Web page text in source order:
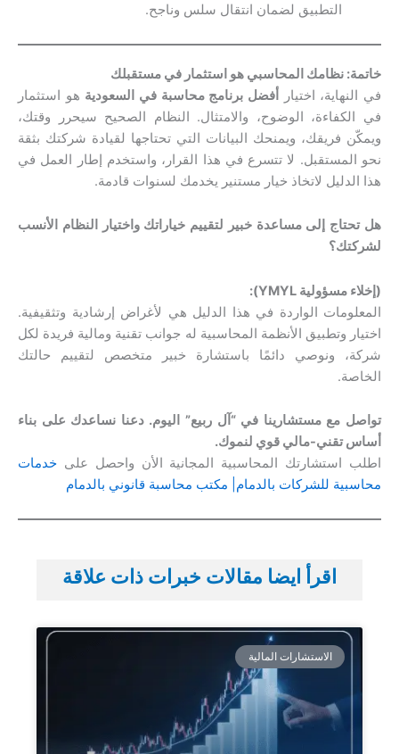
التطبيق لضمان انتقال سلس وناجح.
خاتمة: نظامك المحاسبي هو استثمار في مستقبلك
في النهاية، اختيار
أفضل برنامج محاسبة في السعودية هو استثمار
في الكفاءة، الوضوح، والامتثال. النظام الصحيح سيحرر وقتك،
ويمكّن فريقك، ويمنحك البيانات التي تحتاجها لقيادة شركتك بثقة
نحو المستقبل. لا تتسرع في هذا القرار، واستخدم إطار العمل في
هذا الدليل لاتخاذ خيار مستنير يخدمك لسنوات قادمة.
هل تحتاج إلى مساعدة خبير لتقييم خياراتك واختيار النظام الأنسب
لشركتك؟
(إخلاء مسؤولية YMYL):
المعلومات الواردة في هذا الدليل هي لأغراض إرشادية وتثقيفية.
اختيار وتطبيق الأنظمة المحاسبية له جوانب تقنية ومالية فريدة لكل
شركة، ونوصي دائمًا باستشارة خبير متخصص لتقييم حالتك
الخاصة.
تواصل مع مستشارينا في “آل ربيع” اليوم. دعنا نساعدك على بناء
أساس تقني-مالي قوي لنموك.
اطلب استشارتك المحاسبية المجانية الأن واحصل على خدمات
محاسبية للشركات بالدمام| مكتب محاسبة قانوني بالدمام
اقرأ ايضا مقالات خبرات ذات علاقة
الاستشارات المالية